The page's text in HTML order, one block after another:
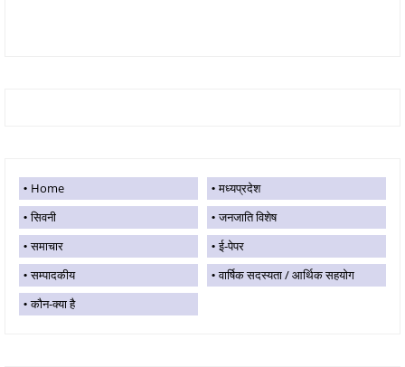
Home
मध्यप्रदेश
सिवनी
जनजाति विशेष
समाचार
ई-पेपर
सम्पादकीय
वार्षिक सदस्यता / आर्थिक सहयोग
कौन-क्या है